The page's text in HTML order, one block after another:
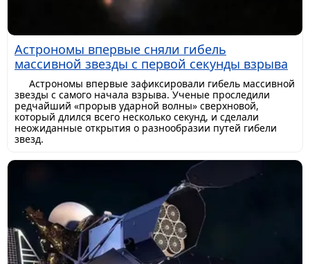
Астрономы впервые сняли гибель
массивной звезды с первой секунды взрыва
Астрономы впервые зафиксировали гибель массивной
звезды с самого начала взрыва. Ученые проследили
редчайший «прорыв ударной волны» сверхновой,
который длился всего несколько секунд, и сделали
неожиданные открытия о разнообразии путей гибели
звезд.